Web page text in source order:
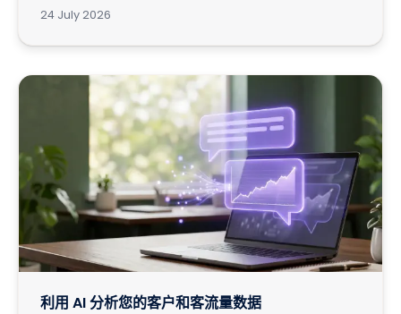
24 July 2026
利用 AI 分析您的客户和客流量数据